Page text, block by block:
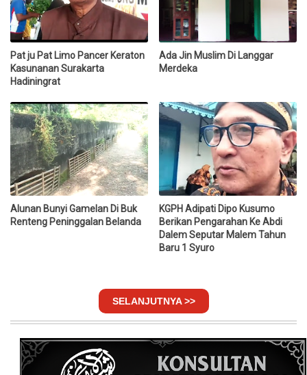
Pat ju Pat Limo Pancer Keraton
Kasunanan Surakarta
Hadiningrat
Ada Jin Muslim Di Langgar
Merdeka
Alunan Bunyi Gamelan Di Buk
Renteng Peninggalan Belanda
KGPH Adipati Dipo Kusumo
Berikan Pengarahan Ke Abdi
Dalem Seputar Malem Tahun
Baru 1 Syuro
SELANJUTNYA >>